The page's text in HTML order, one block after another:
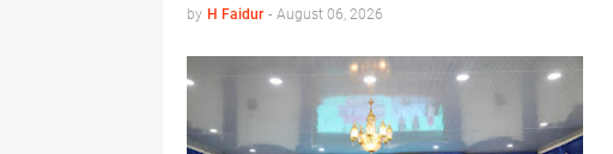
by H Faidur - August 06, 2026